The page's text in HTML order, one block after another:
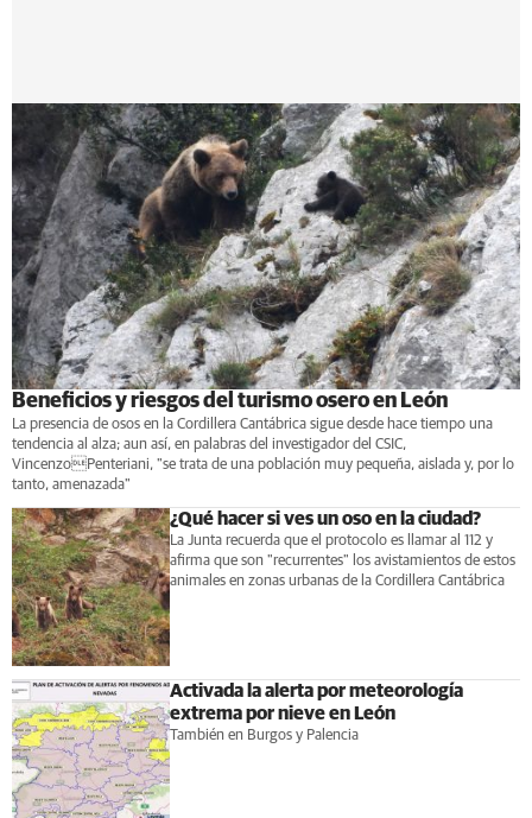
Beneficios y riesgos del turismo osero en León
La presencia de osos en la Cordillera Cantábrica sigue desde hace tiempo una
tendencia al alza; aun así, en palabras del investigador del CSIC,
VincenzoPenteriani, "se trata de una población muy pequeña, aislada y, por lo
tanto, amenazada"
¿Qué hacer si ves un oso en la ciudad?
La Junta recuerda que el protocolo es llamar al 112 y
afirma que son "recurrentes" los avistamientos de estos
animales en zonas urbanas de la Cordillera Cantábrica
Activada la alerta por meteorología
extrema por nieve en León
También en Burgos y Palencia